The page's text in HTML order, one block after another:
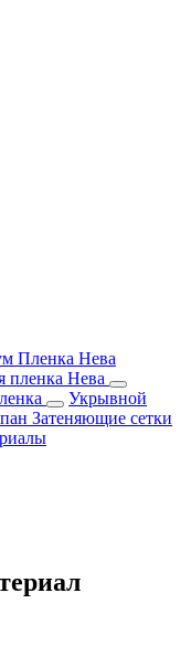
Пленка Нева
пленка Нева
Укрывной
Затеняющие сетки